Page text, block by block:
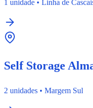
1 unidade • Linha de
Self Storage
2 unidades • Margem Sul